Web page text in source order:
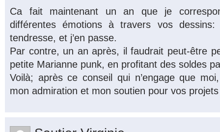
Ca fait maintenant un an que je
différentes émotions à travers vos
tendresse, et j’en passe.
Par contre, un an après, il faudrait peut-être
petite Marianne punk, en profitant des soldes
Voilà; après ce conseil qui n’engage que
mon admiration et mon soutien pour vos